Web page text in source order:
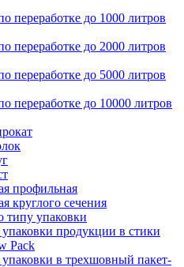
переработке до 1000 литров
переработке до 2000 литров
переработке до 5000 литров
переработке до 10000 литров
профильная
круглого сечения
типу упаковки
продукции в стики
Pack
в трехшовный пакет-